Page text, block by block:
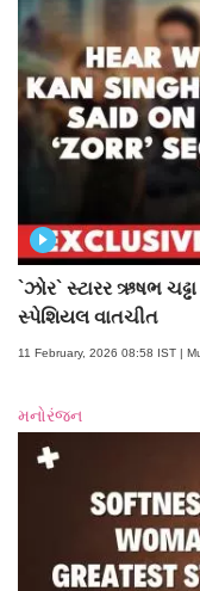
`ઝોર` સ્ટારર ઋષભ
સ્પેશિયલ વાતચીત
11 February, 2026 08:58 IST |
મનોરંજન